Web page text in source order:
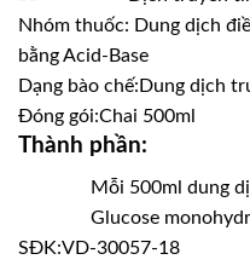
Nhóm thuốc: Dung dịch
bằng Acid-Base
Dạng bào chế: Dung dịch
Đóng gói:Chai 500ml
Thành phần:
Mỗi 500ml dung
Glucose
SĐK:VD-30057-18